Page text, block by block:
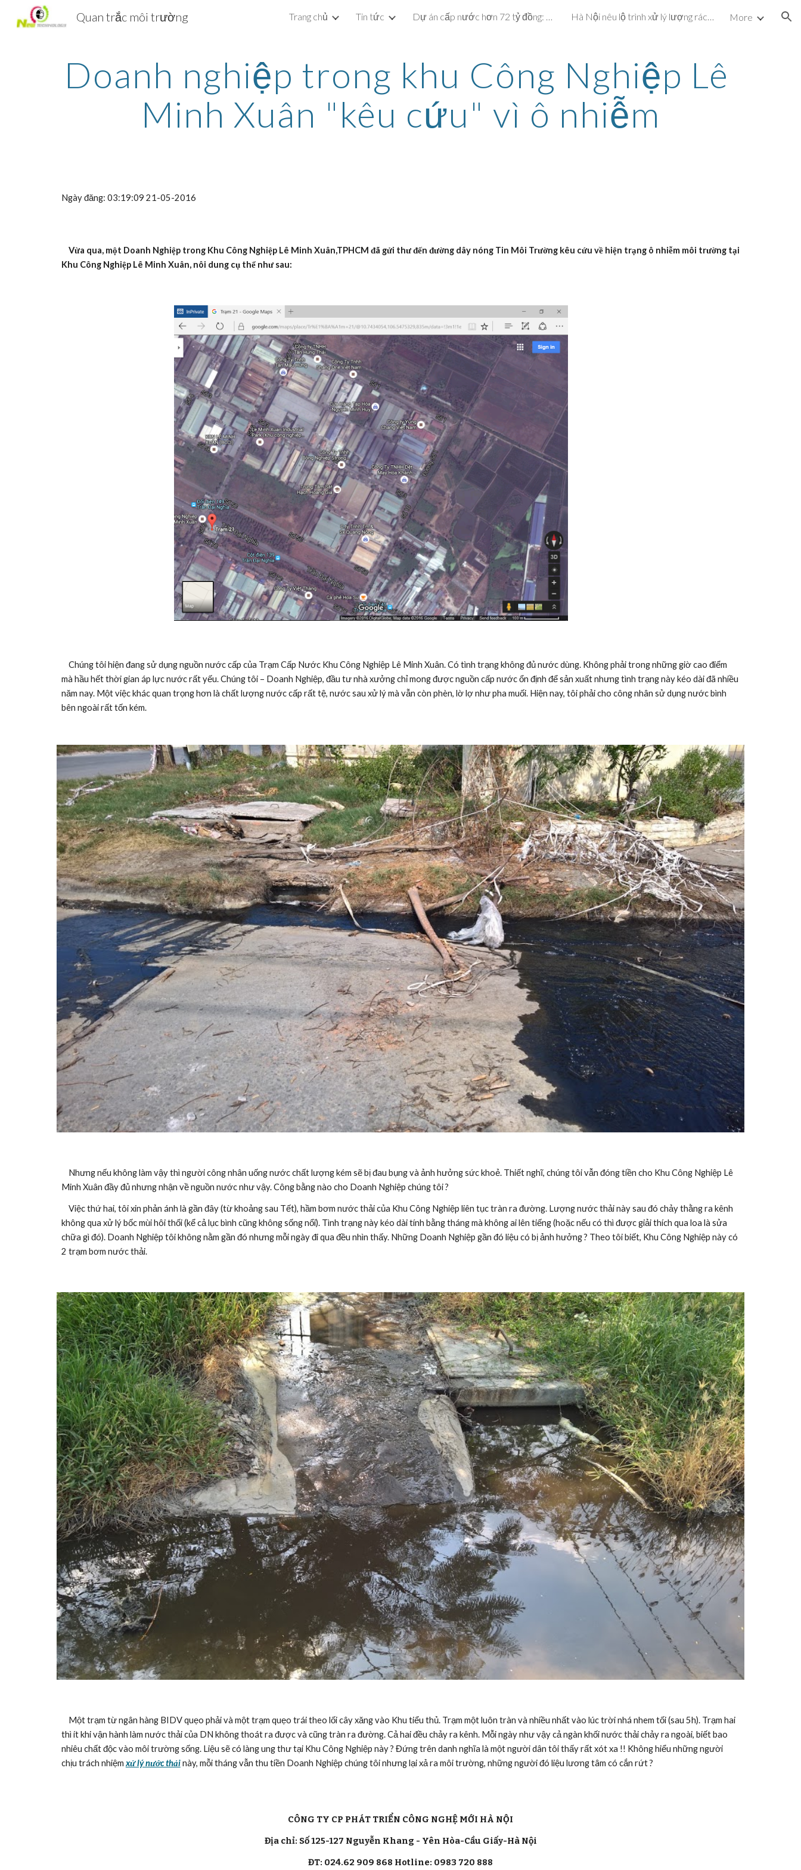
Skip to main content Skip to navigation
Quan trắc môi trường Trang chủ Tin tức Dự án cấp nước hơn 72 tỷ đồng: Vừa vận hành, vừa khắc phục sự cố Hà Nội nêu lộ trình xử lý lượng rác chôn ở bãi Nam Sơn More
Doanh nghiệp trong khu Công Nghiệp Lê
Minh Xuân "kêu cứu" vì ô nhiễm
Ngày đăng: 03:19:09 21-05-2016
Vừa qua, một Doanh Nghiệp trong Khu Công Nghiệp Lê Minh Xuân,TPHCM đã gửi thư đến đường dây nóng Tin Môi Trường kêu cứu về hiện trạng ô nhiễm môi trường tại
Khu Công Nghiệp Lê Minh Xuân, nôi dung cụ thể như sau:
mà hầu hết thời gian áp lực nước rất yếu. Chúng tôi – Doanh Nghiệp, đầu tư nhà xưởng chỉ mong được nguồn cấp nước ổn định để sản xuất nhưng tình trạng này kéo dài đã nhiều
năm nay. Một việc khác quan trọng hơn là chất lượng nước cấp rất tệ, nước sau xử lý mà vẫn còn phèn, lờ lợ như pha muối. Hiện nay, tôi phải cho công nhân sử dụng nước bình
bên ngoài rất tốn kém.
Minh Xuân đầy đủ nhưng nhận về nguồn nước như vậy. Công bằng nào cho Doanh Nghiệp chúng tôi ?
không qua xử lý bốc mùi hôi thối (kể cả lục bình cũng không sống nổi). Tình trạng này kéo dài tính bằng tháng mà không ai lên tiếng (hoặc nếu có thì được giải thích qua loa là sửa
chữa gì đó). Doanh Nghiệp tôi không nằm gần đó nhưng mỗi ngày đi qua đều nhìn thấy. Những Doanh Nghiệp gần đó liệu có bị ảnh hưởng ? Theo tôi biết, Khu Công Nghiệp này có
2 trạm bơm nước thải.
thì ít khi vận hành làm nước thải của DN không thoát ra được và cũng tràn ra đường. Cả hai đều chảy ra kênh. Mỗi ngày như vậy cả ngàn khối nước thải chảy ra ngoài, biết bao
nhiêu chất độc vào môi trường sống. Liệu sẽ có làng ung thư tại Khu Công Nghiệp này ? Đứng trên danh nghĩa là một người dân tôi thấy rất xót xa !! Không hiểu những người
chịu trách nhiệm xử lý nước thải này, mỗi tháng vẫn thu tiền Doanh Nghiệp chúng tôi nhưng lại xả ra môi trường, những người đó liệu lương tâm có cắn rứt ?
CÔNG TY CP PHÁT TRIỂN CÔNG NGHỆ MỚI HÀ NỘI
Địa chỉ: Số 125-127 Nguyễn Khang - Yên Hòa-Cầu Giấy-Hà Nội
ĐT: 024.62 909 868 Hotline: 0983 720 888